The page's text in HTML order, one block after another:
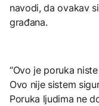
navodi, da ovakav
građana.
“Ovo je poruka
Ovo nije sistem
Poruka ljudima ne